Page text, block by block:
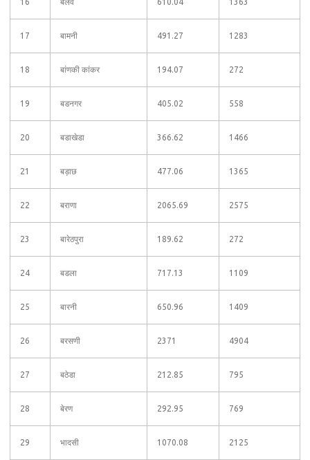
17 बामनी 491.27 1283
18 बांणकी कांकर 194.07 272
19 बडनगर 405.02 558
20 बडाखेडा 366.62 1466
21 बड़ाछ 477.06 1365
22 बराणा 2065.69 2575
23 बारेठपुरा 189.62 272
24 बडला 717.13 1109
25 बारनी 650.96 1409
26 बरसणी 2371 4904
27 बठेडा 212.85 795
28 बेरण 292.95 769
29 भादसी 1070.08 2125